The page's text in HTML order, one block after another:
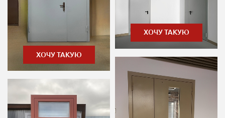
ХОЧУ ТАКУЮ
ХОЧУ ТАКУЮ